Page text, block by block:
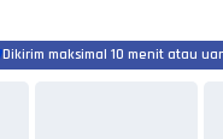
Dikirim maksimal 10 menit atau